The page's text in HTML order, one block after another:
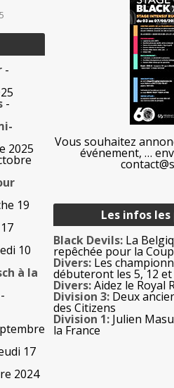
-
-
2025
19
10
à la
17
2024
Vous souhaitez
événement, …
Les infos
Black Devils: La
repêchée pour la
Divers: Les
débuteront les 5, 12
Divers:Aidez le Royal
Division 3: Deux
des Citizens
Division 1: Julien
la France